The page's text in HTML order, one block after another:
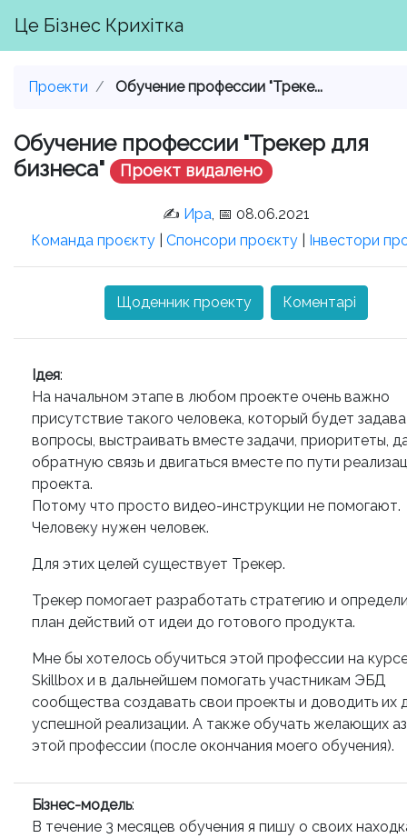
Це Бізнес Крихітка
Проекти Обучение профессии "Треке...
Обучение профессии "Трекер для
бизнеса"
Проект видалено
✍️ Ира , 📅 08.06.2021
Команда проєкту
Спонсори проєкту Інвестори
Щоденник проекту Коментарі
Ідея:
На начальном этапе в любом проекте очень важно
присутствие такого человека, который будет
вопросы, выстраивать вместе задачи, приоритеты,
обратную связь и двигаться вместе по пути
проекта.
Потому что просто видео-инструкции не помогают.
Человеку нужен человек.
Для этих целей существует Трекер.
Трекер помогает разработать стратегию и
план действий от идеи до готового продукта.
Мне бы хотелось обучиться этой профессии на
Skillbox и в дальнейшем помогать участникам ЭБД
сообщества создавать свои проекты и доводить их
успешной реализации. А также обучать желающих
этой профессии (после окончания моего обучения).
Бізнес-модель:
В течение 3 месяцев обучения я пишу о своих